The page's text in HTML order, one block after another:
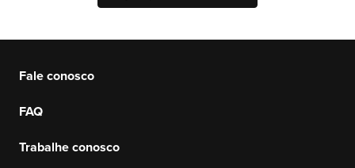
Fale conosco
FAQ
Trabalhe conosco